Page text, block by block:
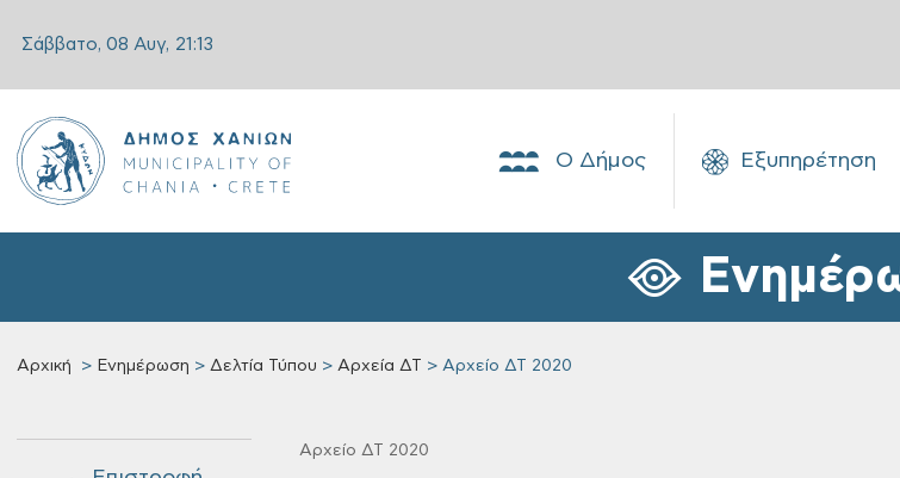
Σάββατο, 08 Αυγ, 21:13
Ο Δήμος Εξυπηρέτηση
Αρχική Ενημέρωση Δελτία Τύπου Αρχεία ΔΤ Αρχείο ΔΤ 2020
Αρχείο ΔΤ 2020